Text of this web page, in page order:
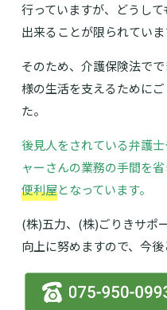
行っていますが、どうし
出来ることが限られていま
そのため、介護保険法で
様の生活を支えるために
た。
後見人をされている弁護
ャーさんの業務の手間を
便利屋となっています。
(株)五力、(株)ごりきサポ
向上に努めますので、今後